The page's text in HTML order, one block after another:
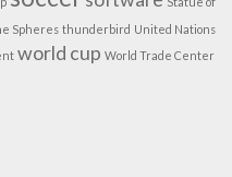
Spheres thunderbird United Nations
world cup World Trade Center